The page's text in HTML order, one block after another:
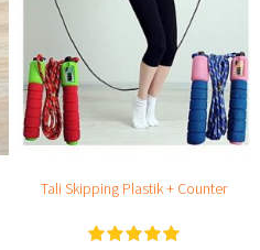
Tali Skipping Plastik + Counter